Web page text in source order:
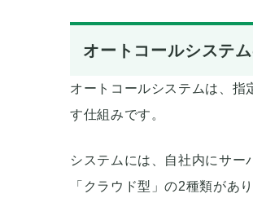
オートコールシステ
オートコールシステムは、指
す仕組みです。
システムには、自社内にサー
「クラウド型」の2種類があ